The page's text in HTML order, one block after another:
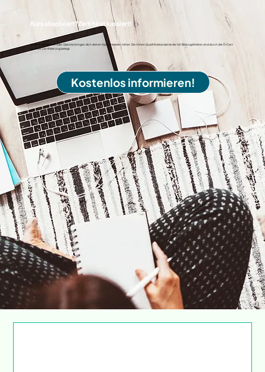
Kurs absolviert?Zertifikat kassiert!
Unsere Zertifikate oder Diploma bringen dich deinen Karrierezielen näher. Die hohen Qualitätsstandards der bit BildungsWelten sind durch die Ö-Cert
und TÜV Zertifizierung belegt.
Kostenlos informieren!